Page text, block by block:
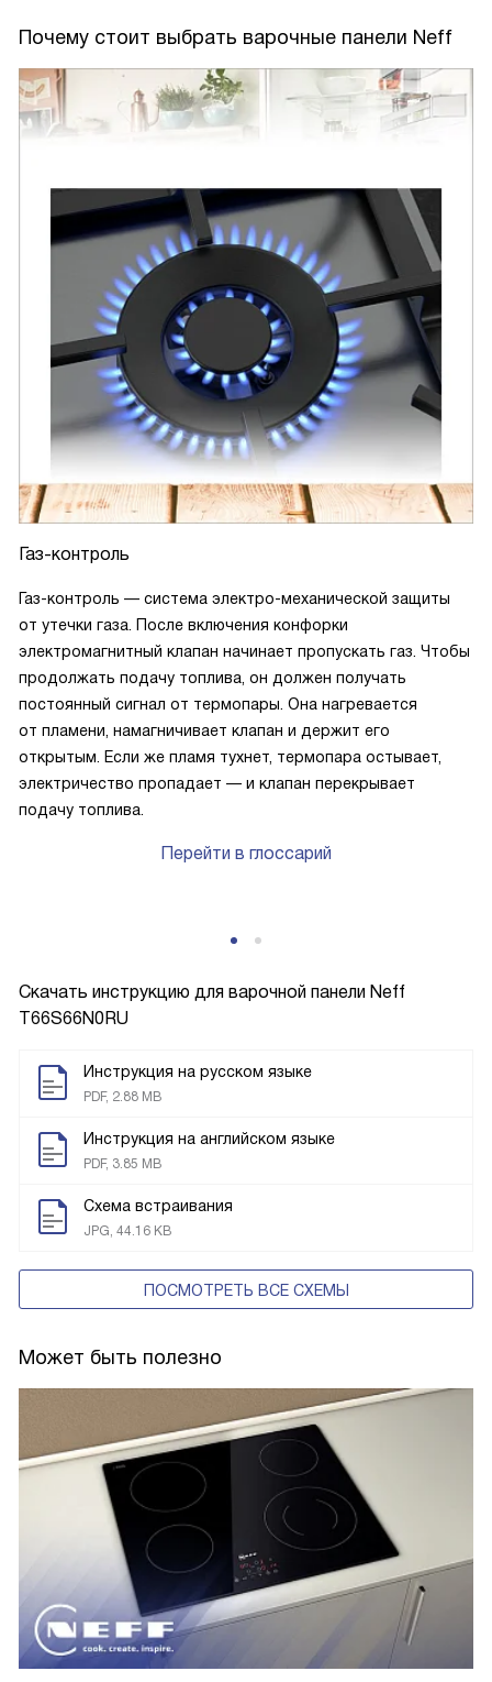
Скачать инструкцию для варочной панели Neff
T66S66N0RU
Инструкция на русском языке
PDF, 2.88 MB
Инструкция на английском языке
PDF, 3.85 MB
Схема встраивания
JPG, 44.16 KB
ПОСМОТРЕТЬ ВСЕ СХЕМЫ
Может быть полезно
Почему стоит выбрать варочные панели Neff
Газ-контроль
Газ-контроль — система электро-механической защиты
от утечки газа. После включения конфорки
электромагнитный клапан начинает пропускать газ. Чтобы
продолжать подачу топлива, он должен получать
постоянный сигнал от термопары. Она нагревается
от пламени, намагничивает клапан и держит его
открытым. Если же пламя тухнет, термопара остывает,
электричество пропадает — и клапан перекрывает
подачу топлива.
Перейти в глоссарий